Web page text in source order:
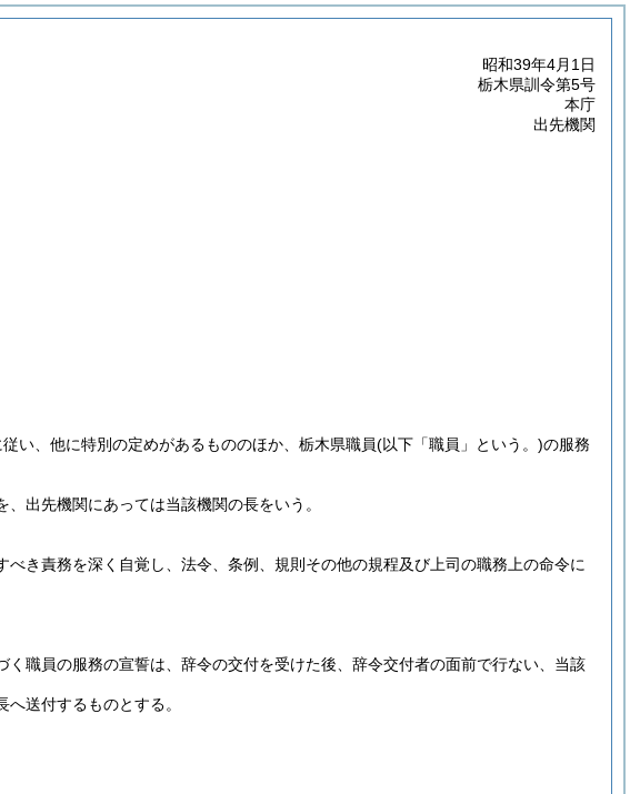
昭和39年4月1日
栃木県訓令第5号
本庁
出先機関
い、他に特別の定めがあるもののほか、栃木県職員(以下「職員」という。)の服務
出先機関にあっては当該機関の長をいう。
き責務を深く自覚し、法令、条例、規則その他の規程及び上司の職務上の命令に
く職員の服務の宣誓は、辞令の交付を受けた後、辞令交付者の面前で行ない、当該
送付するものとする。